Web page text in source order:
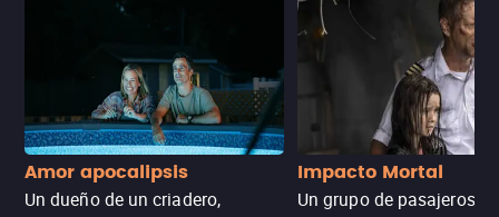
Amor apocalipsis
Un dueño de un criadero,
Impacto Mortal
Un grupo de pasajeros